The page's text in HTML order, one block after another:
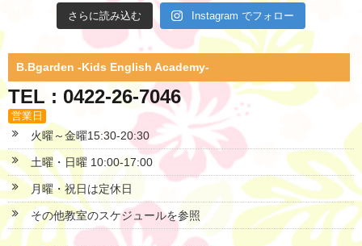
さらに読み込む Instagram でフォロー
B.Bgarden -Kids English Academy-
TEL : 0422-26-7046
営業日
火曜～金曜15:30-20:30
土曜・日曜 10:00-17:00
月曜・祝日は定休日
その他教室のスケジュールを参照